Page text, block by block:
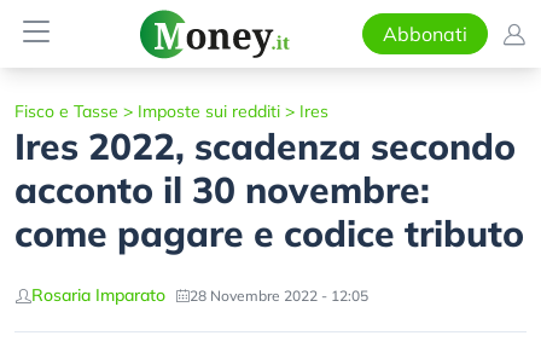
Abbonati
Fisco e Tasse > Imposte sui redditi > Ires
Ires 2022, scadenza secondo
acconto il 30 novembre:
come pagare e codice tributo
Rosaria Imparato 28 Novembre 2022 - 12:05